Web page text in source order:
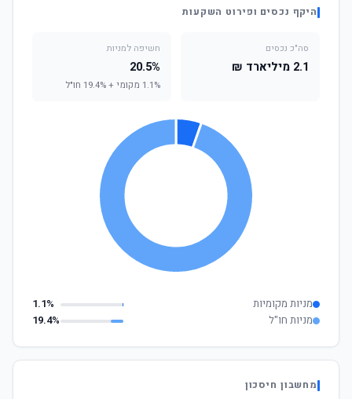
היקף נכסים ופירוט השקעות
סה"כ נכסים
2.1 מיליארד ₪
חשיפה למניות
20.5%
1.1% מקומי + 19.4% חו"ל
מניות מקומיות
1.1%
מניות חו"ל
19.4%
מחשבון חיסכון